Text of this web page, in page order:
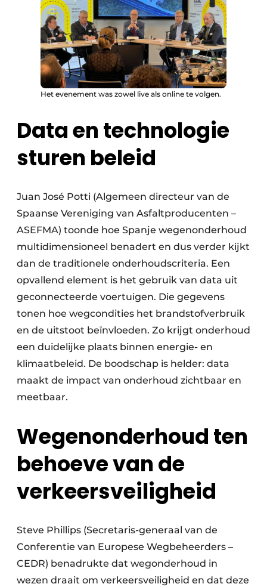
Het evenement was zowel live als online te volgen.
Data en technologie
sturen beleid
Juan José Potti (Algemeen directeur van de
Spaanse Vereniging van Asfaltproducenten –
ASEFMA) toonde hoe Spanje wegenonderhoud
multidimensioneel benadert en dus verder kijkt
dan de traditionele onderhoudscriteria. Een
opvallend element is het gebruik van data uit
geconnecteerde voertuigen. Die gegevens
tonen hoe wegcondities het brandstofverbruik
en de uitstoot beïnvloeden. Zo krijgt onderhoud
een duidelijke plaats binnen energie- en
klimaatbeleid. De boodschap is helder: data
maakt de impact van onderhoud zichtbaar en
meetbaar.
Wegenonderhoud ten
behoeve van de
verkeersveiligheid
Steve Phillips (Secretaris-generaal van de
Conferentie van Europese Wegbeheerders –
CEDR) benadrukte dat wegonderhoud in
wezen draait om verkeersveiligheid en dat deze